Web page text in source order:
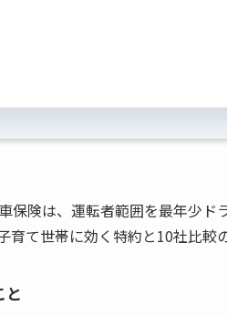
保険は、運転者範囲を最年少
育て世帯に効く特約と10社比較
と